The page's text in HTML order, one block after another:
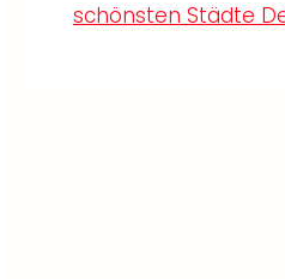
schönsten Städte